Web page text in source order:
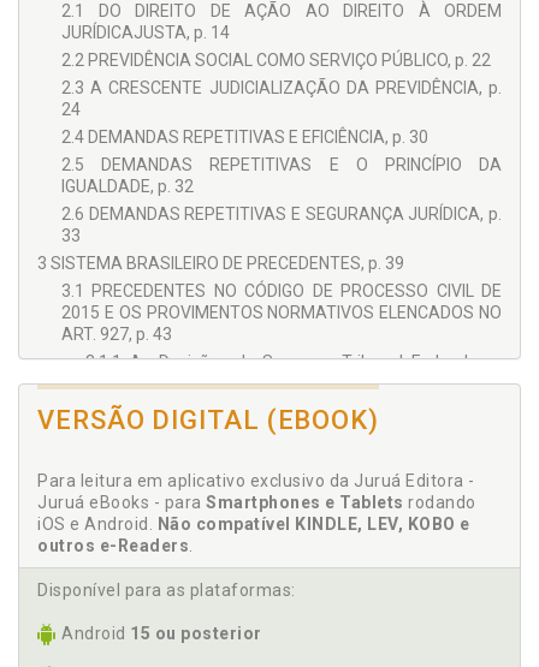
2.1 DO DIREITO DE AÇÃO AO DIREITO À ORDEM
JURÍDICAJUSTA, p. 14
2.2 PREVIDÊNCIA SOCIAL COMO SERVIÇO PÚBLICO, p. 22
2.3 A CRESCENTE JUDICIALIZAÇÃO DA PREVIDÊNCIA, p.
24
2.4 DEMANDAS REPETITIVAS E EFICIÊNCIA, p. 30
2.5 DEMANDAS REPETITIVAS E O PRINCÍPIO DA
IGUALDADE, p. 32
2.6 DEMANDAS REPETITIVAS E SEGURANÇA JURÍDICA, p.
33
3 SISTEMA BRASILEIRO DE PRECEDENTES, p. 39
3.1 PRECEDENTES NO CÓDIGO DE PROCESSO CIVIL DE
2015 E OS PROVIMENTOS NORMATIVOS ELENCADOS NO
ART. 927, p. 43
3.1.1 As Decisões do Supremo Tribunal Federal em
Controle Concentrado de Constitucionalidade, p. 46
3.1.1.1 Ação direta de inconstitucionalidade, p. 47
3.1.1.2 Ação declaratória de constitucionalidade, p.
3.1.1.3 Arguição de descumprimento de preceito
fundamental, p. 48
3.1.1.4 Ação direta de inconstitucionalidade por
3.1.2 Os Enunciados de Súmula Vinculante, p. 49
Competência, p. 50
VERSÃO DIGITAL (EBOOK)
Para leitura em aplicativo exclusivo da Juruá Editora -
Juruá eBooks - para Smartphones e Tablets rodando
iOS e Android. Não compatível KINDLE, LEV, KOBO e
outros e-Readers.
Disponível para as plataformas:
Android 15 ou posterior